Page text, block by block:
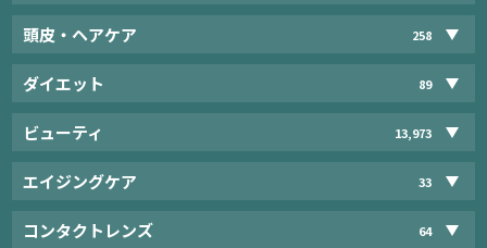
頭皮・ヘアケア 258
ダイエット 89
ビューティ 13,973
エイジングケア 33
コンタクトレンズ 64